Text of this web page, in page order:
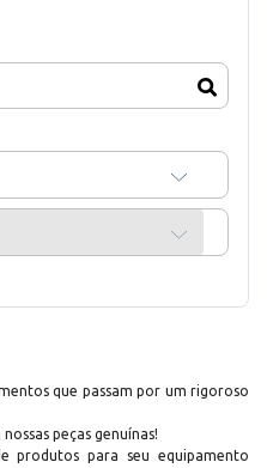
que passam por um rigoroso
peças genuínas!
produtos para seu equipamento